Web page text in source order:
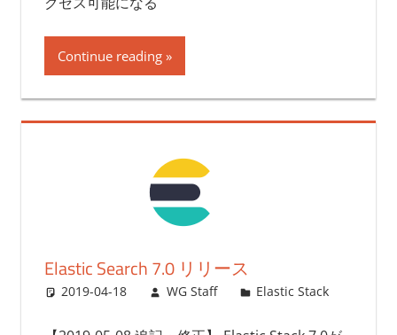
Continue reading
Elastic Search 7.0 リリース
2019-04-18 WG Staff Elastic Stack